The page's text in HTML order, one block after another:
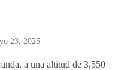
23, 2025
a una altitud de 3,550